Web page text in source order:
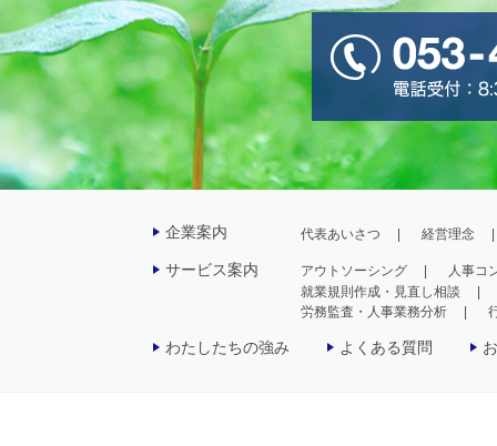
企業案内 代表あいさつ 経営理念
サービス案内 アウトソーシング
人事コ
就業規則作成・見直し相談
労務監査・人事業務分析
わたしたちの強み よくある質問